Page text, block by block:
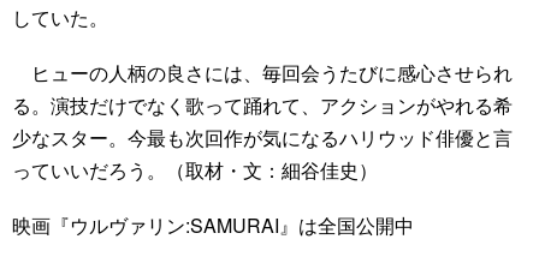
していた。
ヒューの人柄の良さには、毎回会うたびに感心させられ
る。演技だけでなく歌って踊れて、アクションがやれる希
少なスター。今最も次回作が気になるハリウッド俳優と言
っていいだろう。（取材・文：細谷佳史）
映画『ウルヴァリン:SAMURAI』は全国公開中